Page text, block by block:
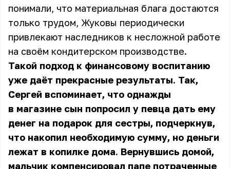
понимали, что материальная блага достаются
только трудом, Жуковы периодически
привлекают наследников к несложной работе
на своём кондитерском производстве.
Такой подход к финансовому воспитанию
уже даёт прекрасные результаты. Так,
Сергей вспоминает, что однажды
в магазине сын попросил у певца дать ему
денег на подарок для сестры, подчеркнув,
что накопил необходимую сумму, но деньги
лежат в копилке дома. Вернувшись домой,
мальчик компенсировал папе потраченные